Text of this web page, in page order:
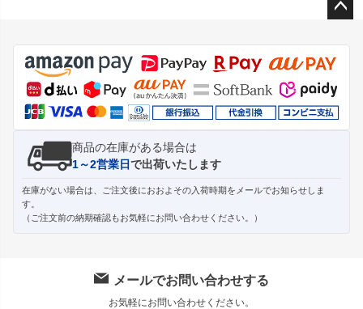
ジト
ップ
へ
商品の在庫がある場合は
1～2営業日で出荷いたします
在庫がない場合は、ご注文後におおよその入荷時期をメールでお知らせしま
す。
（ご注文前の納期確認もお気軽にお問い合わせください。）
メールでお問い合わせする
お気軽にお問い合わせください。